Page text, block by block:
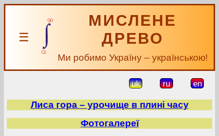
☰
МИСЛЕНЕ
ДРЕВО
Ми робимо Україну – українською!
uk ru en
Лиса гора – урочище в плині часу
Фотогалереї